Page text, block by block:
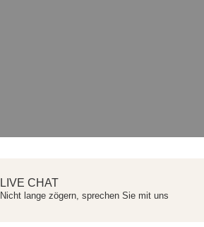
LIVE CHAT
Nicht lange zögern, sprechen Sie mit uns